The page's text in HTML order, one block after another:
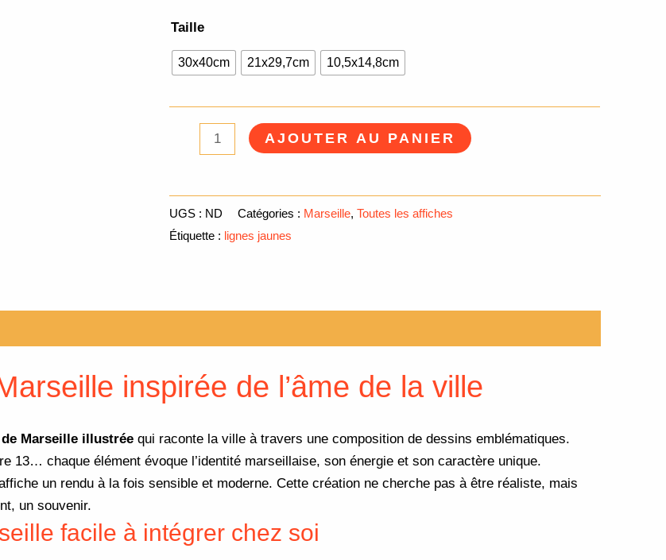
Taille
30x40cm 21x29,7cm 10,5x14,8cm
AJOUTER AU PANIER
UGS : ND Catégories : Marseille,Toutes les affiches
Étiquette : lignes jaunes
inspirée de l’âme de la ville
Marseille illustrée qui raconte la ville à travers une composition de dessins emblématiques.
13… chaque élément évoque l’identité marseillaise, son énergie et son caractère unique.
un rendu à la fois sensible et moderne. Cette création ne cherche pas à être réaliste, mais
un souvenir.
facile à intégrer chez soi